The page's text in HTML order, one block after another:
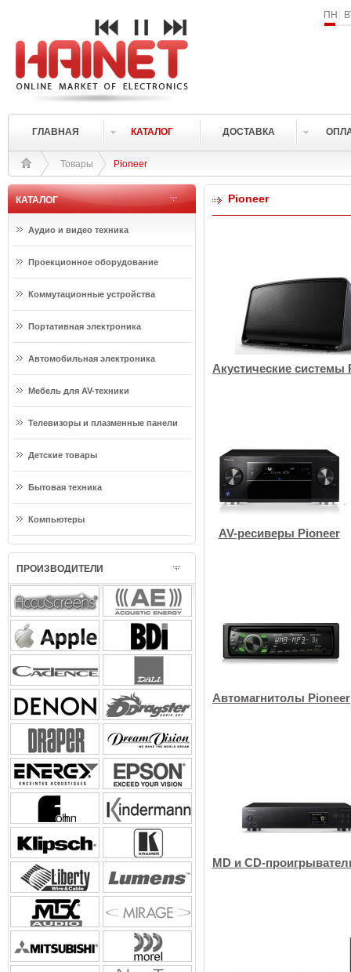
ПН
ГЛАВНАЯ КАТАЛОГ ДОСТАВКА
Товары Pioneer
КАТАЛОГ
Аудио и видео техника
Проекционное оборудование
Коммутационные устройства
Портативная электроника
Автомобильная электроника
Мебель для AV-техники
Телевизоры и плазменные панели
Детские товары
Бытовая техника
Компьютеры
ПРОИЗВОДИТЕЛИ
Pioneer
Акустические системы
AV-ресиверы Pioneer
Автомагнитолы Pioneer
MD и CD-